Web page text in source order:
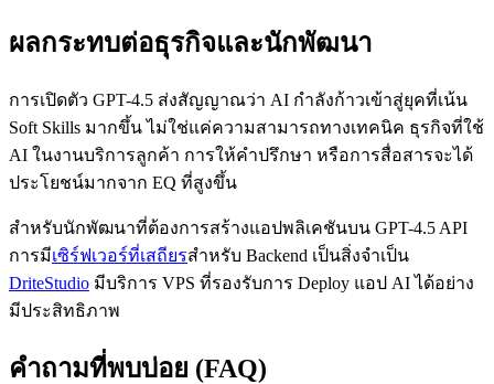
ผลกระทบต่อธุรกิจและนักพัฒนา
การเปิดตัว GPT-4.5 ส่งสัญญาณว่า AI กำลังก้าวเข้าสู่ยุคที่เน้น
Soft Skills มากขึ้น ไม่ใช่แค่ความสามารถทางเทคนิค ธุรกิจที่ใช้
AI ในงานบริการลูกค้า การให้คำปรึกษา หรือการสื่อสารจะได้
ประโยชน์มากจาก EQ ที่สูงขึ้น
สำหรับนักพัฒนาที่ต้องการสร้างแอปพลิเคชันบน GPT-4.5 API
การมีเซิร์ฟเวอร์ที่เสถียรสำหรับ Backend เป็นสิ่งจำเป็น
DriteStudio มีบริการ VPS ที่รองรับการ Deploy แอป AI ได้อย่าง
มีประสิทธิภาพ
คำถามที่พบบ่อย (FAQ)